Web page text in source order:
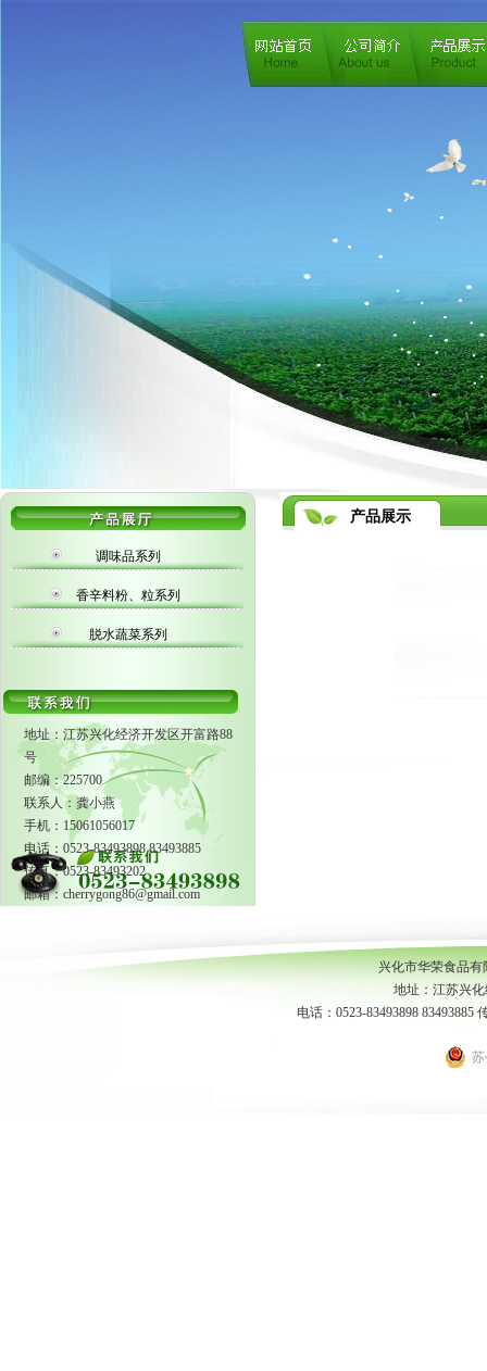
调味品系列
香辛料粉、粒系列
脱水蔬菜系列
地址：江苏兴化经济开发区开富路88
号
邮编：225700
联系人：龚小燕
手机：15061056017
电话：0523-83493898 83493885
传真：0523-83493202
邮箱：cherrygong86@gmail.com
产品展示
兴化市华荣食品
地址：江苏兴
电话：0523-83493898 83493885
苏